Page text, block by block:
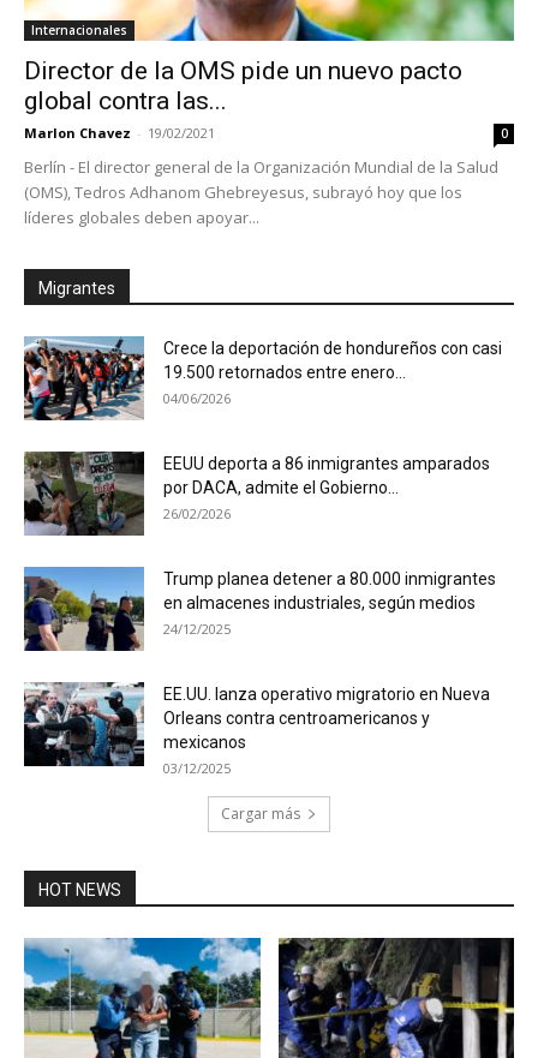
Internacionales
Director de la OMS pide un nuevo pacto
global contra las...
Marlon Chavez - 19/02/2021 0
Berlín - El director general de la Organización Mundial de la Salud
(OMS), Tedros Adhanom Ghebreyesus, subrayó hoy que los
líderes globales deben apoyar...
Migrantes
Crece la deportación de hondureños con casi
19.500 retornados entre enero...
04/06/2026
EEUU deporta a 86 inmigrantes amparados
por DACA, admite el Gobierno...
26/02/2026
Trump planea detener a 80.000 inmigrantes
en almacenes industriales, según medios
24/12/2025
EE.UU. lanza operativo migratorio en Nueva
Orleans contra centroamericanos y
mexicanos
03/12/2025
Cargar más
HOT NEWS